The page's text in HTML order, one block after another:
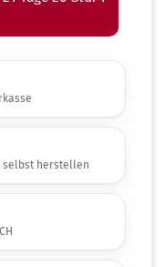
selbst herstellen